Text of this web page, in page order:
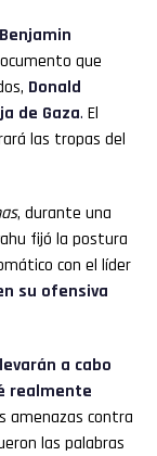
Benjamin
que
Donald
de Gaza. El
las tropas del
, durante una
fijó la postura
con el líder
su ofensiva
a cabo
realmente
amenazas contra
las palabras